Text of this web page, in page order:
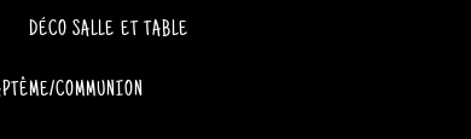
DÉCO SALLE ET TABLE
COMMUNION